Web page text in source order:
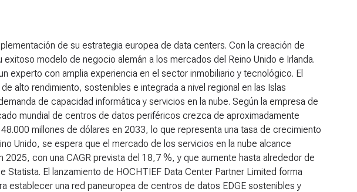
de su estrategia europea de data centers. Con la creación de
modelo de negocio alemán a los mercados del Reino Unido e Irlanda.
experto con amplia experiencia en el sector inmobiliario y tecnológico. El
alto rendimiento, sostenibles e integrada a nivel regional en las Islas
de capacidad informática y servicios en la nube. Según la empresa de
mundial de centros de datos periféricos crezca de aproximadamente
millones de dólares en 2033, lo que representa una tasa de crecimiento
Unido, se espera que el mercado de los servicios en la nube alcance
con una CAGR prevista del 18,7 %, y que aumente hasta alrededor de
El lanzamiento de HOCHTIEF Data Center Partner Limited forma
establecer una red paneuropea de centros de datos EDGE sostenibles y